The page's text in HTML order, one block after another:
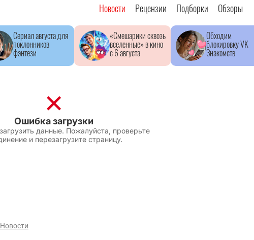
Новости Рецензии Подборки Обзоры
Сериал августа для
поклонников
фэнтези
«Смешарики сквозь
вселенные» в кино
с 6 августа
Обходим
блокировку VK
Знакомств
Новости